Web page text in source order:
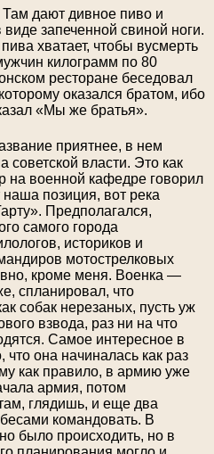
дают дивное пиво и
запеченной свиной ноги.
хватает, чтобы вусмерть
килограмм по 80
ресторане беседовал
оказался братом, ибо
«Мы же братья».
приятнее, в нем
советской власти. Это как
военной кафедре говорил
позиция, вот река
Предполагался,
самого города
историков и
мотострелковых
кроме меня. Военка —
спланировал, что
собак нерезаных, пусть уж
взвода, раз ни на что
Самое интересное в
что она начиналась как раз
как правило, в армию уже
армия, потом
глядишь, и еще два
командовать. В
было происходить, но в